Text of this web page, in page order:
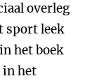
overleg
sport leek
het boek
in het